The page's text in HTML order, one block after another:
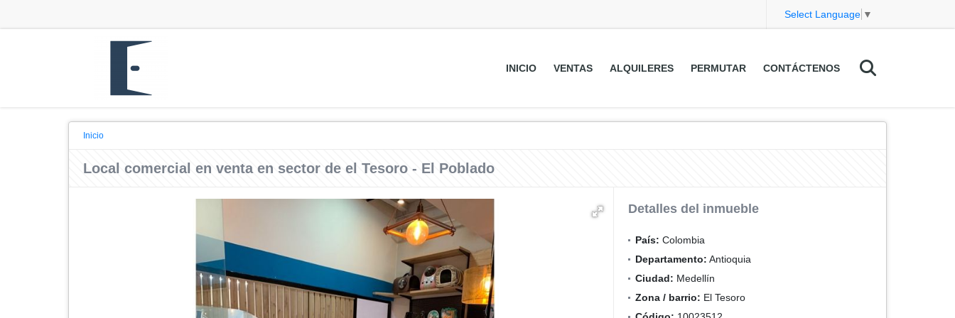
Select Language ▼
INICIO VENTAS ALQUILERES PERMUTAR CONTÁCTENOS
Inicio
Local comercial en venta en sector de el Tesoro - El Poblado
Detalles del inmueble
País: Colombia
Departamento: Antioquia
Ciudad: Medellín
Zona / barrio: El Tesoro